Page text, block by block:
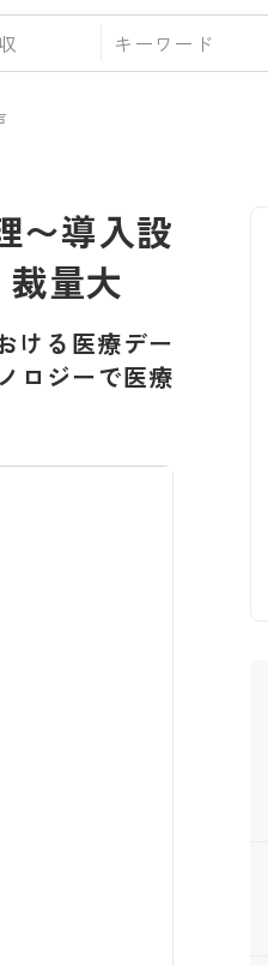
〜導入設
裁量大
ける医療デー
ロジーで医療